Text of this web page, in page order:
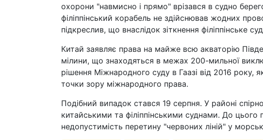
охорони "навмисно і прямо" врізався в судно
філіппінський корабель не здійснював жодних
підкреслив, що внаслідок зіткнення філіппінське
Китай заявляє права на майже всю акваторію
мілини, що знаходяться в межах 200-мильної
рішення Міжнародного суду в Гаазі від 2016 року,
точки зору міжнародного права.
Подібний випадок стався 19 серпня. У районі
китайськими та філіппінськими суднами. До цього
недопустимість перетину "червоних ліній" у